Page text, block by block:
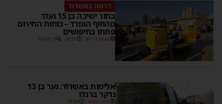
דרמה באשדוד
בחור ישיבה בן 15 נעדר
מהחוף הנפרד – כוחות החירום
פתחו בחיפושים
מנחם דויטש 18:32 1 תגובות
אלימות באשדוד: נער בן 13
נדקר ברגלו
משה קאהן 18:04